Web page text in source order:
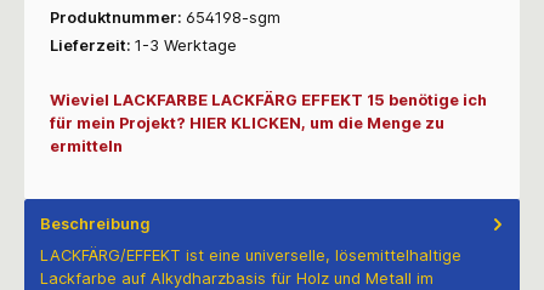
Produktnummer: 654198-sgm
Lieferzeit: 1-3 Werktage
Wieviel LACKFARBE LACKFÄRG EFFEKT 15 benötige ich
für mein Projekt? HIER KLICKEN, um die Menge zu
ermitteln
Beschreibung
LACKFÄRG/EFFEKT ist eine universelle, lösemittelhaltige
Lackfarbe auf Alkydharzbasis für Holz und Metall im